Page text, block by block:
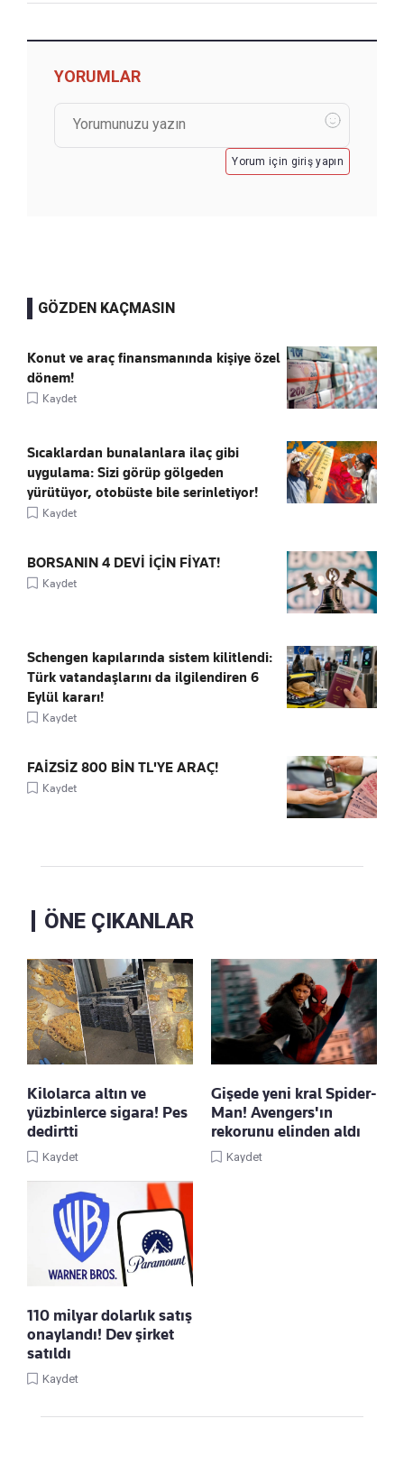
YORUMLAR
Yorum için giriş yapın
GÖZDEN KAÇMASIN
Konut ve araç finansmanında kişiye özel
dönem!
Kaydet
Sıcaklardan bunalanlara ilaç gibi
uygulama: Sizi görüp gölgeden
yürütüyor, otobüste bile serinletiyor!
Kaydet
BORSANIN 4 DEVİ İÇİN FİYAT!
Kaydet
Schengen kapılarında sistem kilitlendi:
Türk vatandaşlarını da ilgilendiren 6
Eylül kararı!
Kaydet
FAİZSİZ 800 BİN TL'YE ARAÇ!
Kaydet
ÖNE ÇIKANLAR
Kilolarca altın ve
yüzbinlerce sigara! Pes
dedirtti
Kaydet
Gişede yeni kral Spider-
Man! Avengers'ın
rekorunu elinden aldı
Kaydet
110 milyar dolarlık satış
onaylandı! Dev şirket
satıldı
Kaydet